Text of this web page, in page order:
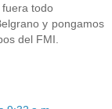
todo
y pongamos
del FMI.